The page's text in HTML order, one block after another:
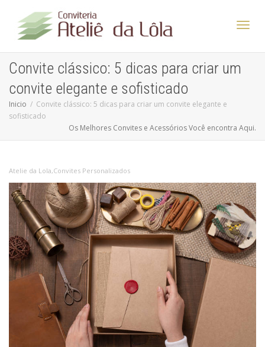
Convite clássico: 5 dicas para criar um
convite elegante e sofisticado
Inicio
Convite clássico: 5 dicas para criar um convite elegante e
sofisticado
Os Melhores Convites e Acessórios Você encontra Aqui.
Atelie da Lola,Convites Personalizados